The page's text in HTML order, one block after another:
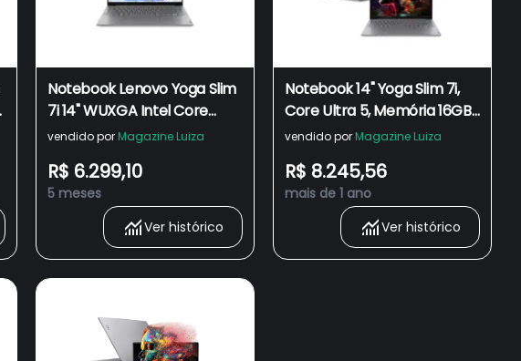
Notebook Lenovo Yoga Slim
7i 14" WUXGA Intel Core
Ultra 5 125H 16GB 512GB Intel
83GM0003BR
vendido por Magazine Luiza
R$ 6.299,10
5 meses
Ver histórico
Notebook 14" Yoga Slim 7i,
Core Ultra 5, Memória 16GB,
SSD de 512GB NVMe,
LENOVO LENOVO
vendido por Magazine Luiza
R$ 8.245,56
mais de 1 ano
Ver histórico